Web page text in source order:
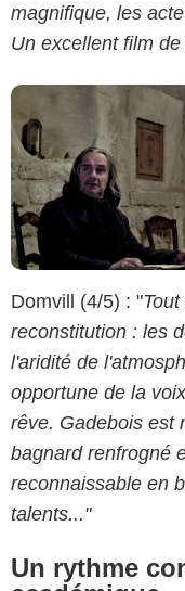
magnifique, les
Un excellent film
Domvill (4/5) : "
reconstitution : les
l'aridité de
opportune de la
rêve. Gadebois est
bagnard renfrogné
reconnaissable en
talents..."
Un rythme